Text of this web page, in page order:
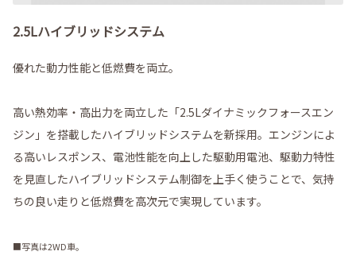
2.5Lハイブリッドシステム
優れた動力性能と低燃費を両立。
高い熱効率・高出力を両立した「2.5Lダイナミックフォースエン
ジン」を搭載したハイブリッドシステムを新採用。エンジンによ
る高いレスポンス、電池性能を向上した駆動用電池、駆動力特性
を見直したハイブリッドシステム制御を上手く使うことで、気持
ちの良い走りと低燃費を高次元で実現しています。
■写真は2WD車。